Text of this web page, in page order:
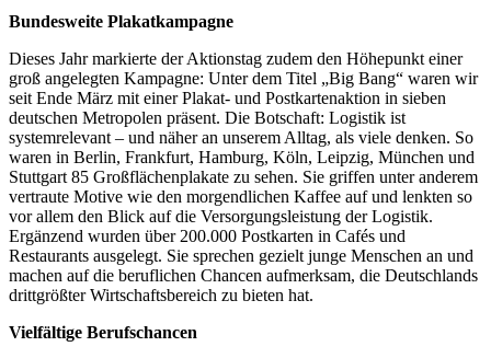
Bundesweite Plakatkampagne
Dieses Jahr markierte der Aktionstag zudem den Höhepunkt einer
groß angelegten Kampagne: Unter dem Titel „Big Bang“ waren wir
seit Ende März mit einer Plakat- und Postkartenaktion in sieben
deutschen Metropolen präsent. Die Botschaft: Logistik ist
systemrelevant – und näher an unserem Alltag, als viele denken. So
waren in Berlin, Frankfurt, Hamburg, Köln, Leipzig, München und
Stuttgart 85 Großflächenplakate zu sehen. Sie griffen unter anderem
vertraute Motive wie den morgendlichen Kaffee auf und lenkten so
vor allem den Blick auf die Versorgungsleistung der Logistik.
Ergänzend wurden über 200.000 Postkarten in Cafés und
Restaurants ausgelegt. Sie sprechen gezielt junge Menschen an und
machen auf die beruflichen Chancen aufmerksam, die Deutschlands
drittgrößter Wirtschaftsbereich zu bieten hat.
Vielfältige Berufschancen